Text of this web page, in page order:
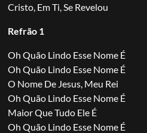
Cristo, Em Ti, Se Revelou
Refrão 1
Oh Quão Lindo Esse Nome É
Oh Quão Lindo Esse Nome É
O Nome De Jesus, Meu Rei
Oh Quão Lindo Esse Nome É
Maior Que Tudo Ele É
Oh Quão Lindo Esse Nome É